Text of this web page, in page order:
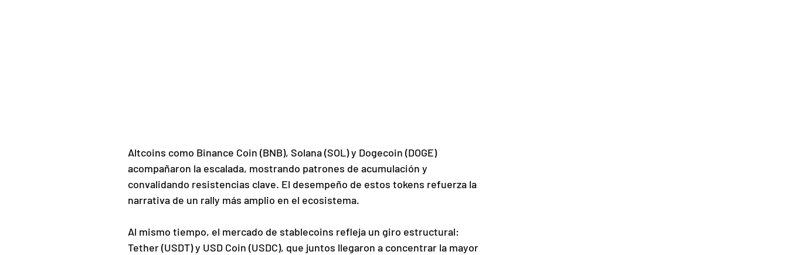
Altcoins como Binance Coin (BNB), Solana (SOL) y Dogecoin (DOGE)
acompañaron la escalada, mostrando patrones de acumulación y
convalidando resistencias clave. El desempeño de estos tokens refuerza la
narrativa de un rally más amplio en el ecosistema.
Al mismo tiempo, el mercado de stablecoins refleja un giro estructural:
Tether (USDT) y USD Coin (USDC), que juntos llegaron a concentrar la mayor